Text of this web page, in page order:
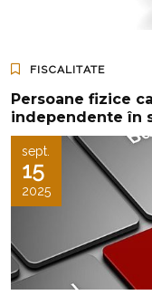
FISCALITATE
Persoane fizice
independente în
sept.
15
2025